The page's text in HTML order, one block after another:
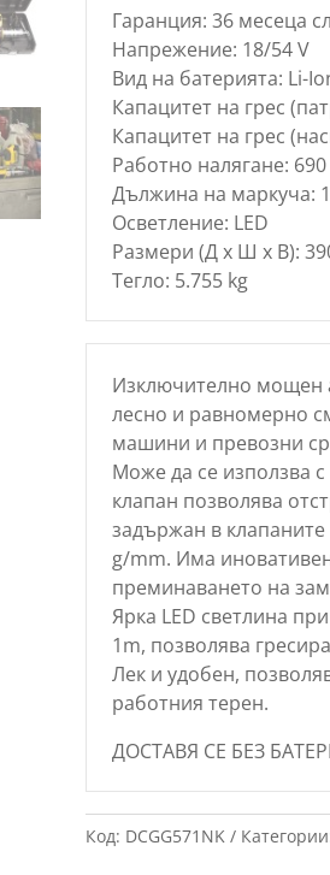
Гаранция: 36 месеца
Напрежение: 18/54 V
Вид на батерията: Li-
Капацитет на грес
Капацитет на грес
Работно налягане:
Дължина на маркуча:
Осветление: LED
Размери (Д х Ш х В):
Тегло: 5.755 kg
Изключително мощен
лесно и равномерно
машини и превозни
Може да се използва
клапан позволява
задържан в
g/mm. Има
преминаването на
Ярка LED светлина
1m, позволява
Лек и удобен,
работния терен.
ДОСТАВЯ СЕ БЕЗ
Код: DCGG571NK